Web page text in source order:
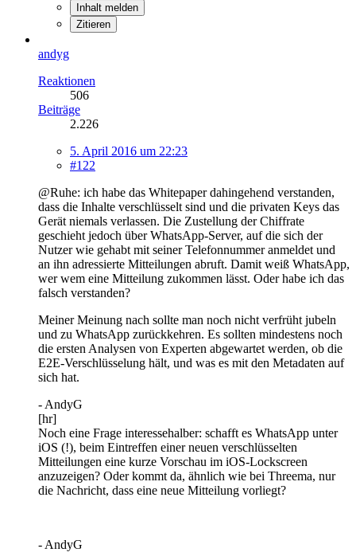
Inhalt melden
Zitieren
andyg
Reaktionen
506
Beiträge
2.226
5. April 2016 um 22:23
#122
@Ruhe: ich habe das Whitepaper dahingehend verstanden,
dass die Inhalte verschlüsselt sind und die privaten Keys das
Gerät niemals verlassen. Die Zustellung der Chiffrate
geschieht jedoch über WhatsApp-Server, auf die sich der
Nutzer wie gehabt mit seiner Telefonnummer anmeldet und
an ihn adressierte Mitteilungen abruft. Damit weiß WhatsApp,
wer wem eine Mitteilung zukommen lässt. Oder habe ich das
falsch verstanden?
Meiner Meinung nach sollte man noch nicht verfrüht jubeln
und zu WhatsApp zurückkehren. Es sollten mindestens noch
die ersten Analysen von Experten abgewartet werden, ob die
E2E-Verschlüsselung hält, und was es mit den Metadaten auf
sich hat.
- AndyG
[hr]
Noch eine Frage interessehalber: schafft es WhatsApp unter
iOS (!), beim Eintreffen einer neuen verschlüsselten
Mitteilungen eine kurze Vorschau im iOS-Lockscreen
anzuzeigen? Oder kommt da, ähnlich wie bei Threema, nur
die Nachricht, dass eine neue Mitteilung vorliegt?
- AndyG